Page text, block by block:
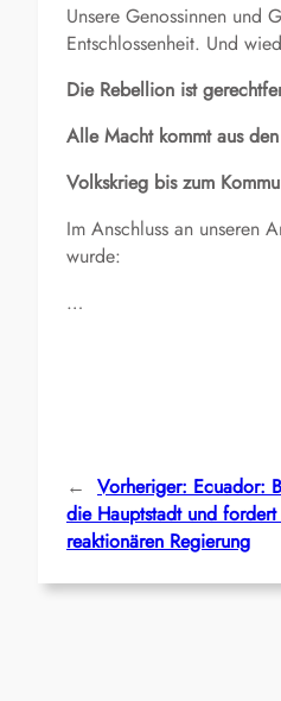
Unsere Genossinnen und
Entschlossenheit. Und
Die Rebellion ist
Alle Macht kommt aus
Volkskrieg bis zum
Im Anschluss an unseren
wurde:
…
← Vorheriger: Ecuador:
die Hauptstadt und
reaktionären Regierung